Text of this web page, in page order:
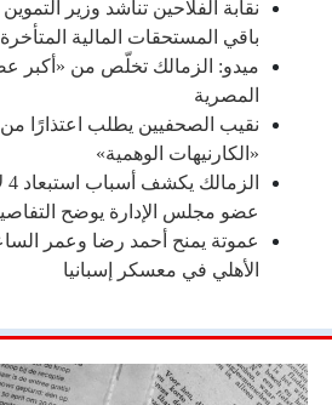
نقابة الفلاحين تناشد وزير
باقي المستحقات المالية
ميدو: الزمالك تخلّص من «أكبر
المصرية
نقيب الصحفيين يطلب اعتذارًا
«الكارنيهات الوهمية»
عضو مجلس الإدارة يوضح
عموتة يمنح أحمد رضا وعمر
الأهلي في معسكر إسبانيا